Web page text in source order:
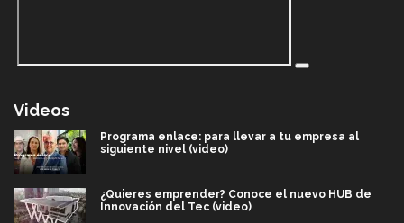
Videos
Programa enlace: para llevar a tu empresa al
siguiente nivel (video)
¿Quieres emprender? Conoce el nuevo HUB de
Innovación del Tec (video)